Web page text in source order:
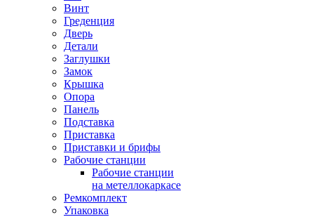
Винт
Греденция
Дверь
Детали
Заглушки
Замок
Крышка
Опора
Панель
Подставка
Приставка
Приставки и брифы
Рабочие станции
Рабочие станции
на метеллокаркасе
Ремкомплект
Упаковка